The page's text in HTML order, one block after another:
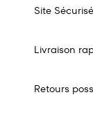
Site
Livraison
Retours